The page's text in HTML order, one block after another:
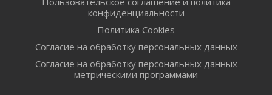
конфиденциальности
Политика Cookies
Согласие на обработку персональных данных
Согласие на обработку персональных данных
метрическими программами